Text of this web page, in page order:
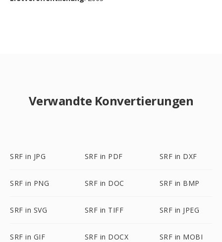
Verwandte Konvertierungen
SRF in JPG SRF in PDF SRF in DXF
SRF in PNG SRF in DOC SRF in BMP
SRF in SVG SRF in TIFF SRF in JPEG
SRF in GIF SRF in DOCX SRF in MOBI